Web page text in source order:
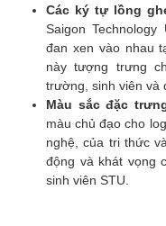
Các ký tự lồng
Saigon
đan xen vào nhau
này tượng trưng
trường, sinh viên và
Màu sắc đặc
màu chủ đạo cho
nghệ, của tri thức
động và khát vọng
sinh viên STU.